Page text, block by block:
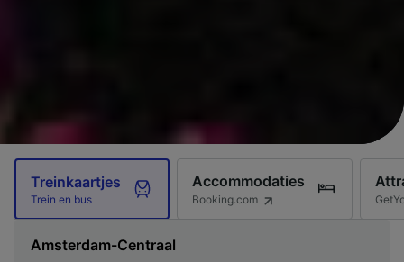
Treinkaartjes
Trein en bus
Accommodaties
Booking.com